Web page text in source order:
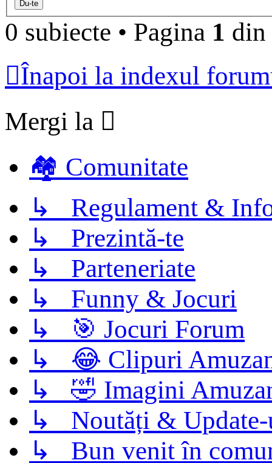
0 subiecte • Pagina 1 din
Înapoi la indexul
Mergi la
🏘️ Comunitate
↳ Regulament &
↳ Prezintă-te
↳ Parteneriate
↳ Funny & Jocuri
↳ 🎯 Jocuri Forum
↳ 😂 Clipuri
↳ 🤣 Imagini
↳ Noutăți &
↳ Bun venit în